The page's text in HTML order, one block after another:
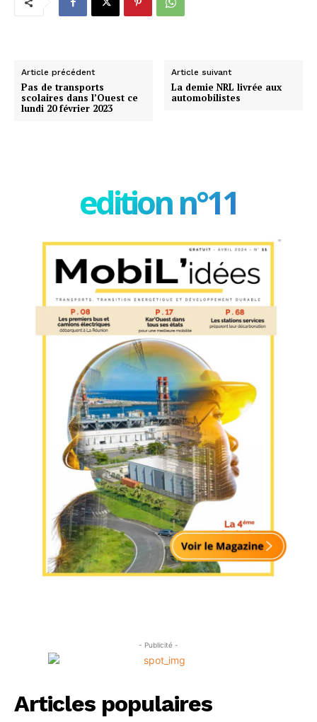
Article précédent
Pas de transports
scolaires dans l’Ouest ce
lundi 20 février 2023
Article suivant
La demie NRL livrée aux
automobilistes
edition n°11
- Publicité -
Articles populaires